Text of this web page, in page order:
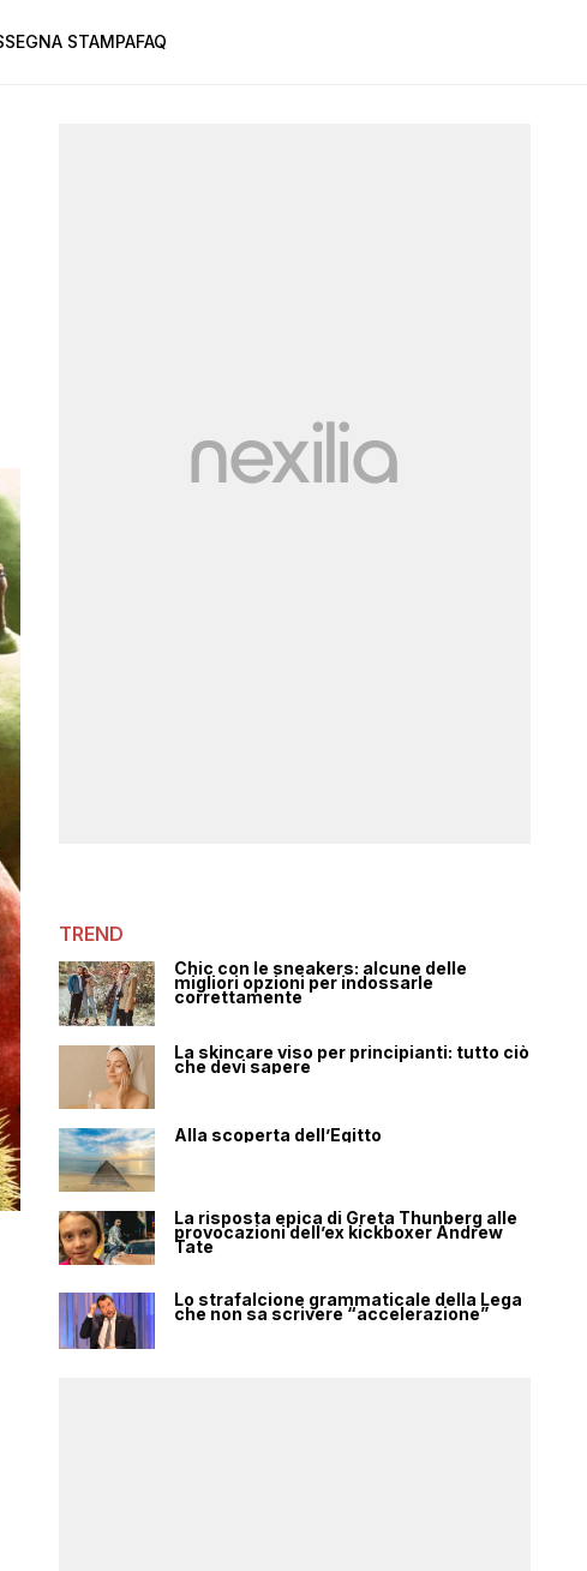
STAMPAFAQ
TREND
Chic con le sneakers: alcune delle
migliori opzioni per indossarle
correttamente
La skincare viso per principianti: tutto ciò
che devi sapere
Alla scoperta dell’Egitto
La risposta epica di Greta Thunberg alle
provocazioni dell’ex kickboxer Andrew
Tate
Lo strafalcione grammaticale della Lega
che non sa scrivere “accelerazione”